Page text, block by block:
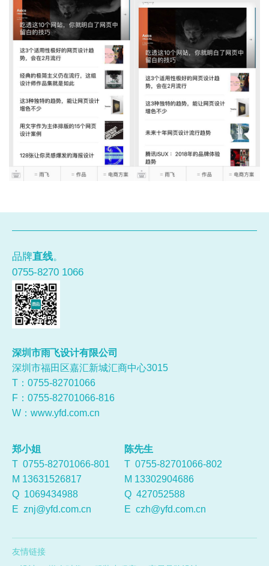
品牌直线。
0755-8270 1066
深圳市雨飞设计有限公司
深圳市福田区嘉汇新城汇商中心3015
T：0755-82701066
F：0755-82701066-816
W： www.yfd.com.cn
郑小姐
T 0755-82701066-801
M 13631526817
Q 1069434988
E znj@yfd.com.cn
陈先生
T 0755-82701066-802
M 13302904686
Q 427052588
E czh@yfd.com.cn
友情链接